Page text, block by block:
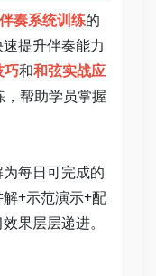
奏系统训练的
提升伴奏能力
巧和和弦实战应
帮助学员掌握
每日可完成的
+示范演示+配